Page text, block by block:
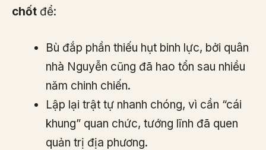
chốt để:
Bù đắp phần thiếu hụt binh lực, bởi quân
nhà Nguyễn cũng đã hao tổn sau nhiều
năm chinh chiến.
Lập lại trật tự nhanh chóng, vì cần “cái
khung” quan chức, tướng lĩnh đã quen
quản trị địa phương.